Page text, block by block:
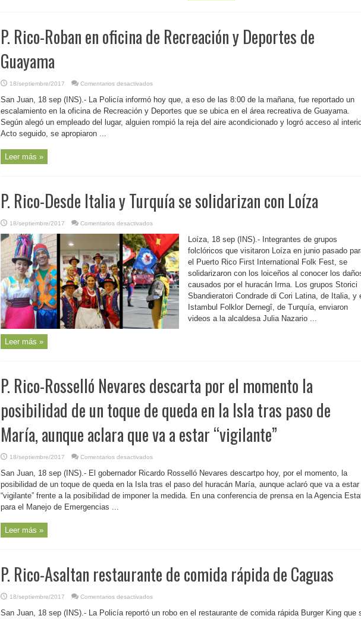
P. Rico-Roban en oficina de Recreación y Deportes de
Guayama
18/septiembre/2017 Comentarios desactivados
Rico-
Roban
en
oficina
de
Recreación
San Juan, 18 sep (INS).- La Policía informó hoy que, a eso de las 8:00 de la mañana, fue reportado un
escalamiento en la oficina de Recreación y Deportes que se ubica en el área recreativa de Guayama.
Según alegó un empleado del lugar, alguien rompió la reja del aire acondicionado y logró acceso al
Acto seguido, se apropiaron ...
Leer más »
P. Rico-Desde Italia y Turquía se solidarizan con Loíza
18/septiembre/2017 Comentarios desactivados
Rico-
Desde
Italia
y
Turquía
se
solidarizan
con
Loíza
Loíza, 18 sep (INS).- Integrantes de grupos
folclóricos que visitaron Loíza en junio pasado
el Puerto Rico First International Folk Fest, se
solidarizaron con los loiceños al conocer los
causados por el huracán Irma. Los grupos Storici
Sbandieratori Condrade di Cori Latina, de Italia, y
Istambul Folklor Dernegî, de Turquía, enviaron
videos a la alcaldesa Julia Nazario ...
Leer más »
P. Rico-Rosselló Nevares descarta por el momento la
posibilidad de un toque de queda en la Isla tras paso de
María, aunque aclara que va a estar “vigilante”
18/septiembre/2017 Comentarios desactivados
Rico-
Rosselló
Nevares
descarta
por
la
Isla
tras
María,
aclara
San Juan, 18 sep (INS).- El gobernador Ricardo Rosselló Nevares descartpo hoy, por el momento, la
posibilidad de un toque de queda en la Isla tras el paso del huracán María, aunque aclaró que va a estar
“vigilante” frente a la posibilidad de imponer la medida. En una conferencia de prensa en la Agencia
para el Manejo de Emergencias ...
Leer más »
P. Rico-Asaltan restaurante de comida rápida de Caguas
18/septiembre/2017 Comentarios desactivados
Asaltan
San Juan, 18 sep (INS).- La Policía reportó un robo en el restaurante de comida rápida Burger King que